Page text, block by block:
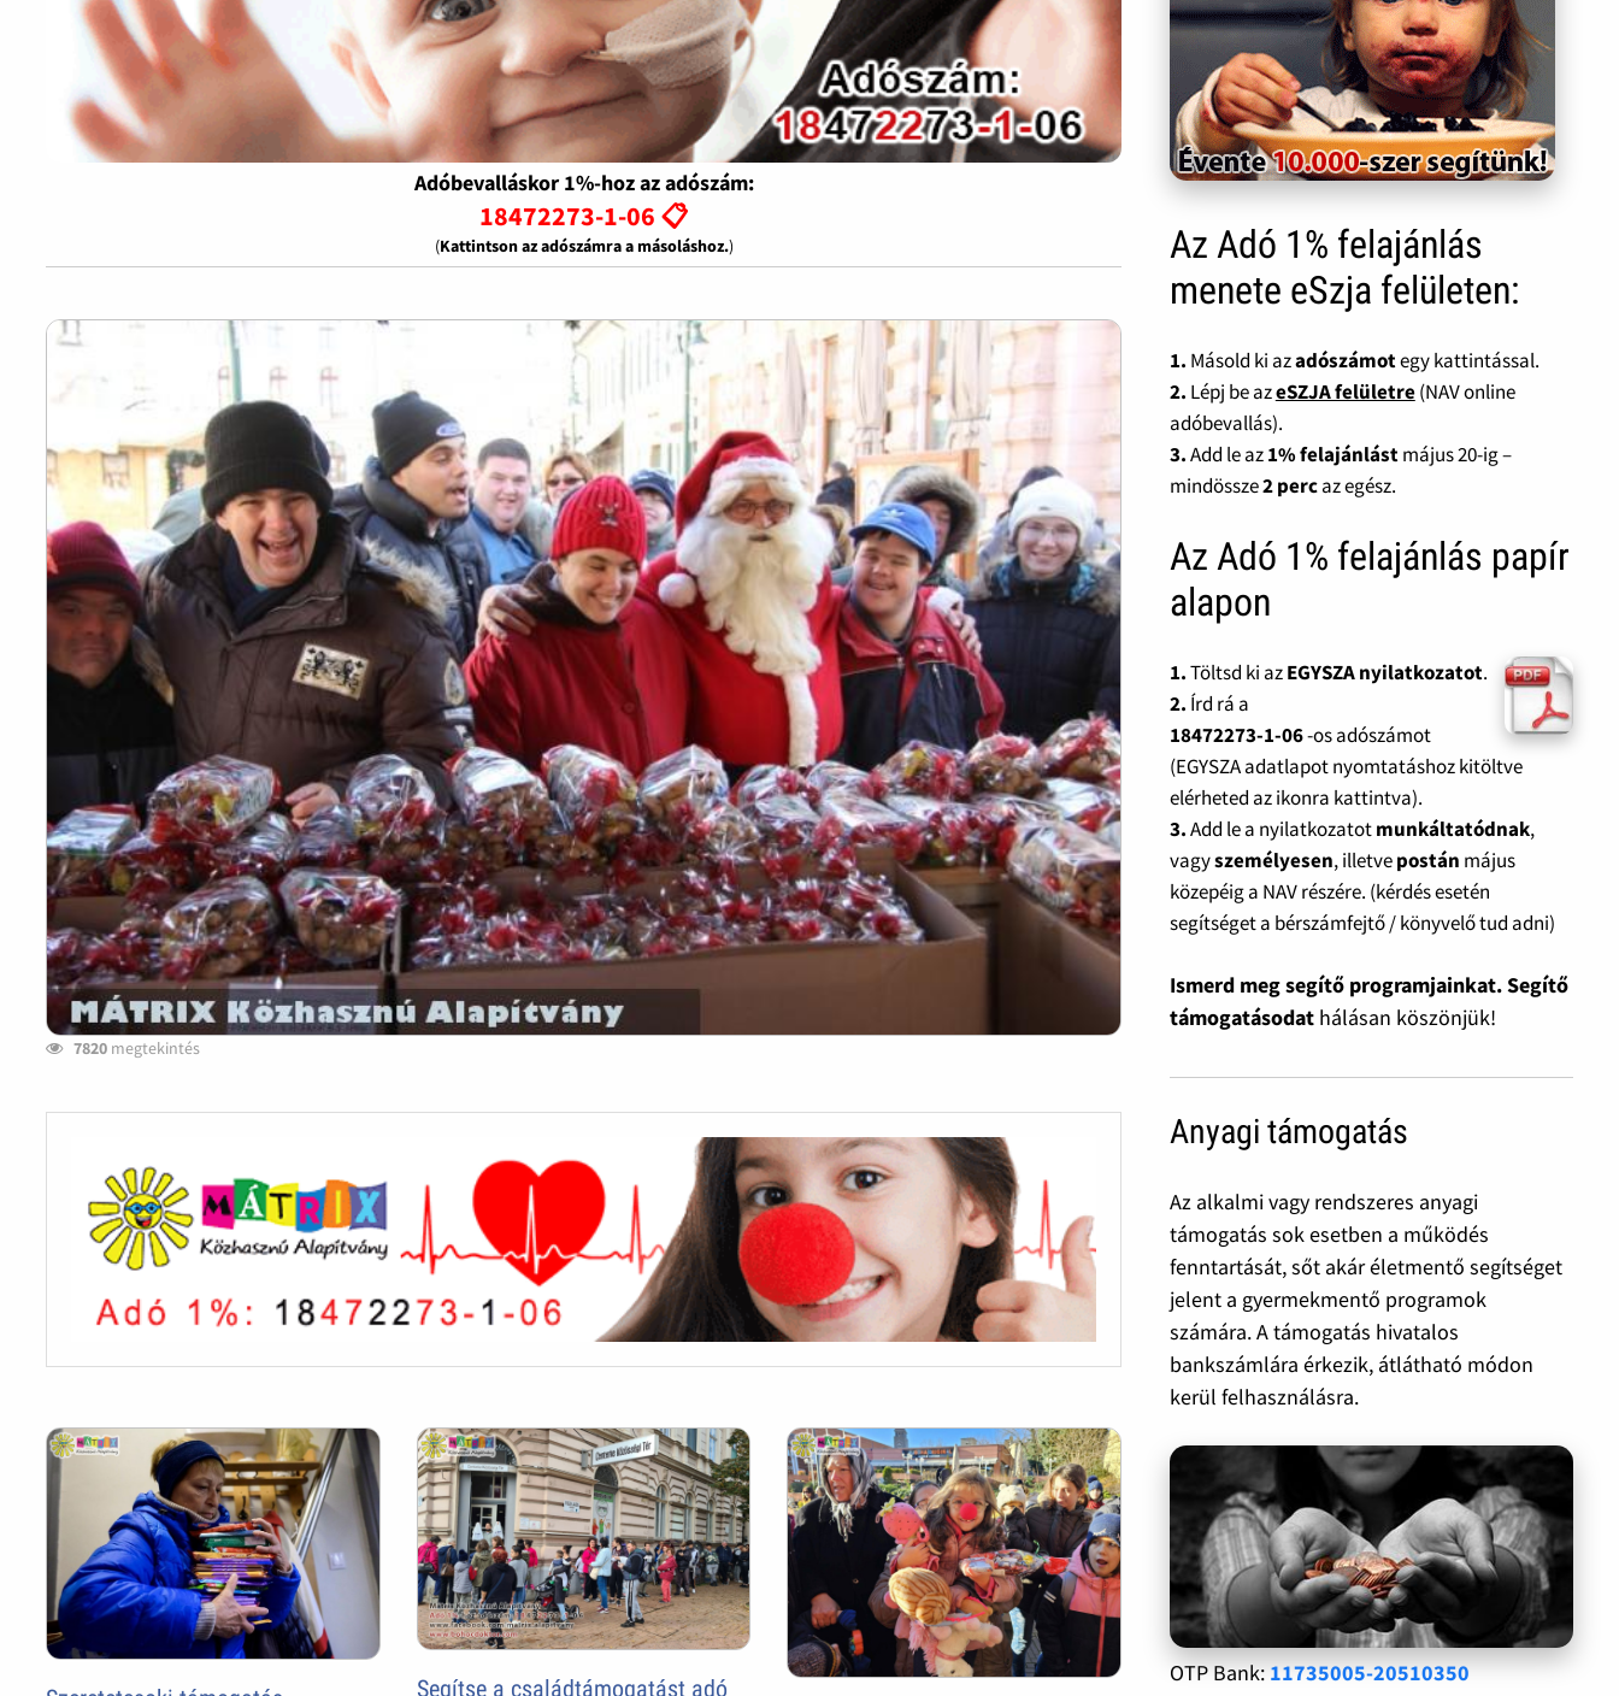
Adóbevalláskor 1%-hoz az adószám:
18472273-1-06 📋
(Kattintson az adószámra a másoláshoz.)
7820 megtekintés
Segítse a családtámogatást adó
Az Adó 1% felajánlás
menete eSzja felületen:
1. Másold ki azadószámotegy kattintással.
2. Lépj be azeSZJA felületre(NAV online
adóbevallás).
3.Add le az1% felajánlástmájus 20-ig –
mindössze2 percaz egész.
Az Adó 1% felajánlás papír
alapon
1.Töltsd ki azEGYSZA nyilatkozatot.
2. Írd rá a
18472273-1-06-os adószámot
(EGYSZA adatlapot nyomtatáshoz kitöltve
elérheted az ikonra kattintva).
3.Add le a nyilatkozatotmunkáltatódnak,
vagyszemélyesen, illetvepostán május
közepéig a NAV részére. (kérdés esetén
segítséget a bérszámfejtő / könyvelő tud adni)
Ismerd meg segítő programjainkat. Segítő
támogatásodat hálásan köszönjük!
Anyagi támogatás
Az alkalmi vagy rendszeres anyagi
támogatás sok esetben a működés
fenntartását, sőt akár életmentő segítséget
jelent a gyermekmentő programok
számára. A támogatás hivatalos
bankszámlára érkezik, átlátható módon
kerül felhasználásra.
OTP Bank: 11735005-20510350